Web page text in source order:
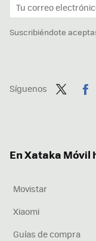
Suscribiéndote
Síguenos
En Xataka Móvil
Movistar
Xiaomi
Guías de compra